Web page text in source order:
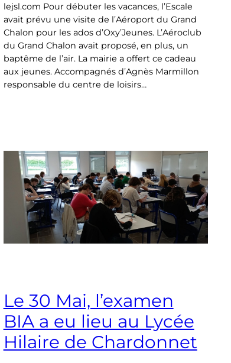
lejsl.com Pour débuter les vacances, l’Escale
avait prévu une visite de l’Aéroport du Grand
Chalon pour les ados d’Oxy’Jeunes. L’Aéroclub
du Grand Chalon avait proposé, en plus, un
baptême de l’air. La mairie a offert ce cadeau
aux jeunes. Accompagnés d’Agnès Marmillon
responsable du centre de loisirs…
Le 30 Mai, l’examen
BIA a eu lieu au Lycée
Hilaire de Chardonnet